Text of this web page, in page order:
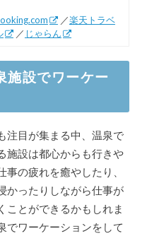
／楽天トラベ
／ じゃらん
施設でワーケー
注目が集まる中、温泉で
施設は都心からも行きや
の疲れを癒やしたり、
かったりしながら仕事が
ことができるかもしれま
でワーケーションをして